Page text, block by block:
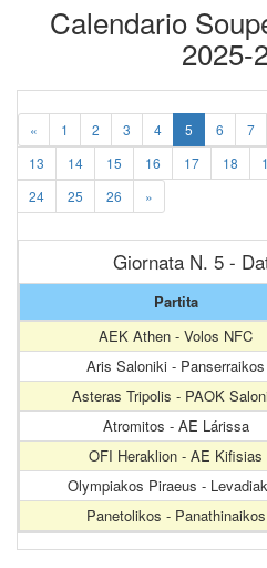
Calendario
2025-
« 1 2 3 4 5 6 7
13
14 15 16 17 18
24
25 26 »
Giornata N. 5 -
Partita
AEK Athen - Volos NFC
Aris Saloniki - Panserraikos
Asteras Tripolis - PAOK
Atromitos - AE Lárissa
OFI Heraklion - AE Kifisias
Olympiakos Piraeus -
Panetolikos - Panathinaikos